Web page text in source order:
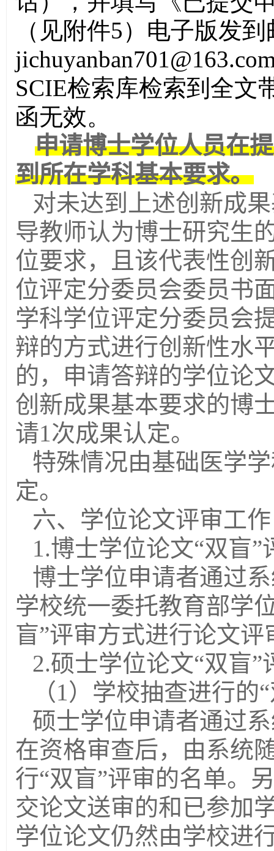
（见附件5） 电子版发到
SCIE检索库检索到全文
函无效。
申请博士学位人员在
到所在学科基本要求。
对未达到上述创新成
导教师认为博士研究生
位要求，且该代表性创
位评定分委员会委员书
学科学位评定分委员会
辩的方式进行创新性水
的，申请答辩的学位论
创新成果基本要求的博
请1次成果认定。
特殊情况由基础医学
定。
六、学位论文评审工作
1.博士学位论文“双盲”
博士学位申请者通过
学校统一委托教育部学
盲”评审方式进行论文评
2.硕士学位论文“双盲”
（1）学校抽查进行的
硕士学位申请者通过
在资格审查后，由系统
行“双盲”评审的名单。
交论文送审的和已参加
学位论文仍然由学校进